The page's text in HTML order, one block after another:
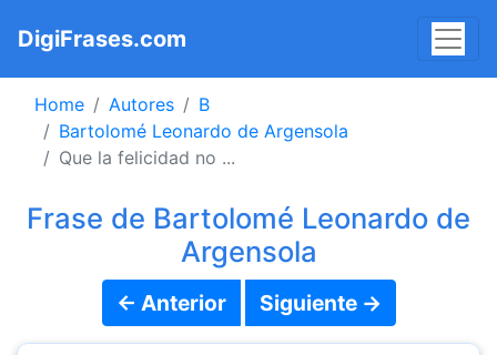
DigiFrases.com
Home Autores
B
Bartolomé Leonardo de Argensola
Que la felicidad no ...
Frase de Bartolomé Leonardo de
Argensola
← Anterior Siguiente →